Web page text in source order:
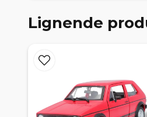
Lignende